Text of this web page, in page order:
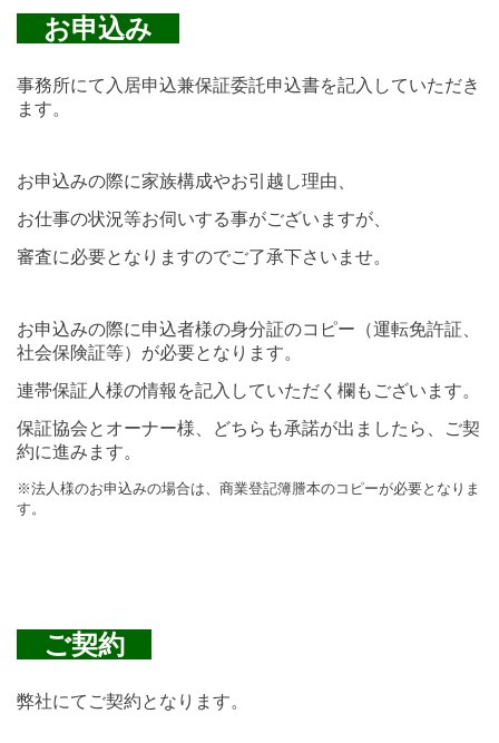
お申込み
事務所にて入居申込兼保証委託申込書を記入していただき
ます。
お申込みの際に家族構成やお引越し理由、
お仕事の状況等お伺いする事がございますが、
審査に必要となりますのでご了承下さいませ。
お申込みの際に申込者様の身分証のコピー（運転免許証、
社会保険証等） が必要となります。
連帯保証人様の情報を記入していただく欄もございます。
保証協会とオーナー様、どちらも承諾が出ましたら、ご契
約に進みます。
※法人様のお申込みの場合は、商業登記簿謄本のコピーが必要となりま
す。
ご契約
弊社にてご契約となります。